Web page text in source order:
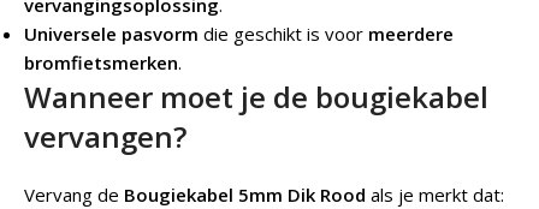
vervangingsoplossing.
Universele pasvorm die geschikt is voor meerdere
bromfietsmerken.
Wanneer moet je de bougiekabel
vervangen?
Vervang de Bougiekabel 5mm Dik Rood als je merkt dat: